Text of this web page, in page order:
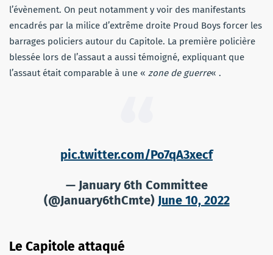
l’évènement. On peut notamment y voir des manifestants
encadrés par la milice d’extrême droite Proud Boys forcer les
barrages policiers autour du Capitole. La première policière
blessée lors de l’assaut a aussi témoigné, expliquant que
l’assaut était comparable à une « zone de guerre« .
pic.twitter.com/Po7qA3xecf
— January 6th Committee
(@January6thCmte) June 10, 2022
Le Capitole attaqué